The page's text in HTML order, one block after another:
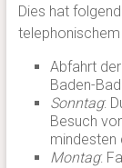
Dies hat
Abfahrt
Baden-
Sonntag:
Besuch
mindesten
Montag: